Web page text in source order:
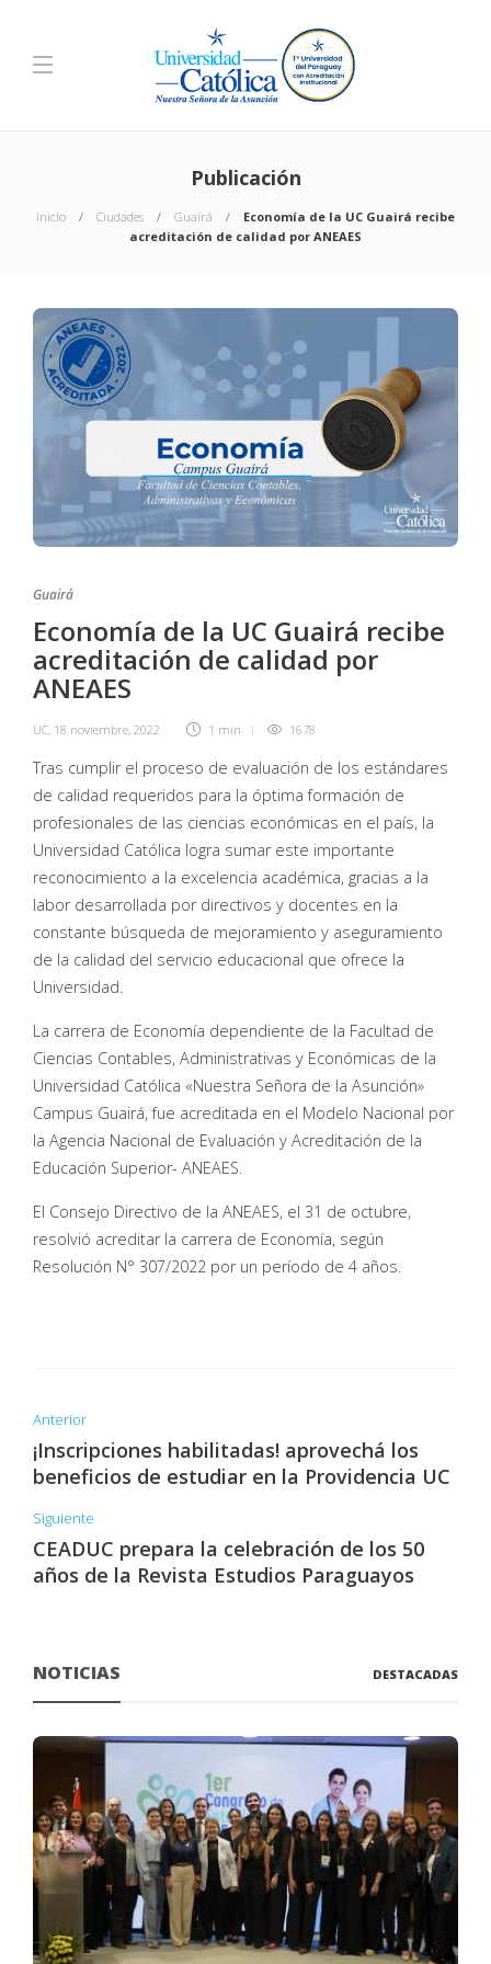
Publicación
Inicio Ciudades Guairá
Economía de la UC Guairá recibe
acreditación de calidad por ANEAES
Guairá
Economía de la UC Guairá recibe
acreditación de calidad por
ANEAES
UC, 18 noviembre, 2022 1 min 1678
Tras cumplir el proceso de evaluación de los estándares
de calidad requeridos para la óptima formación de
profesionales de las ciencias económicas en el país, la
Universidad Católica logra sumar este importante
reconocimiento a la excelencia académica, gracias a la
labor desarrollada por directivos y docentes en la
constante búsqueda de mejoramiento y aseguramiento
de la calidad del servicio educacional que ofrece la
Universidad.
La carrera de Economía dependiente de la Facultad de
Ciencias Contables, Administrativas y Económicas de la
Universidad Católica «Nuestra Señora de la Asunción»
Campus Guairá, fue acreditada en el Modelo Nacional por
la Agencia Nacional de Evaluación y Acreditación de la
Educación Superior- ANEAES.
El Consejo Directivo de la ANEAES, el 31 de octubre,
resolvió acreditar la carrera de Economía, según
Resolución N° 307/2022 por un período de 4 años.
Anterior
¡Inscripciones habilitadas! aprovechá los
beneficios de estudiar en la Providencia UC
Siguiente
CEADUC prepara la celebración de los 50
años de la Revista Estudios Paraguayos
NOTICIAS DESTACADAS